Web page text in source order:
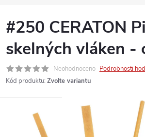
#250 CERATON
skelných vláken -
Neohodnoceno Podrobnosti
Kód produktu: Zvolte variantu